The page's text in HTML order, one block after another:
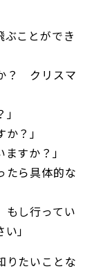
ぶことができ
？ クリスマ
？」
すか？」
たら具体的な
もし行ってい
」
りたいことな